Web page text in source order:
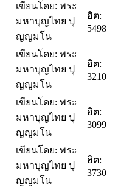
เขียนโดย: พระ
มหาบุญไทย ปุ
ญญมโน
ฮิต:
5498
เขียนโดย: พระ
มหาบุญไทย ปุ
ญญมโน
ฮิต:
3210
เขียนโดย: พระ
มหาบุญไทย ปุ
ญญมโน
ฮิต:
3099
เขียนโดย: พระ
มหาบุญไทย ปุ
ญญมโน
ฮิต:
3730